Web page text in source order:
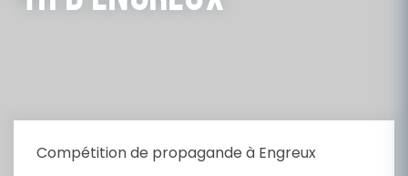
Compétition de propagande à Engreux